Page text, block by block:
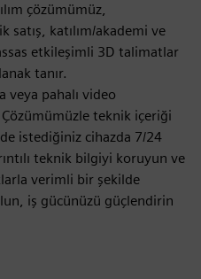
çözümümüz,
satış, katılım/akademi ve
etkileşimli 3D talimatlar
tanır.
veya pahalı video
teknik içeriği
istediğiniz cihazda 7/24
teknik bilgiyi koruyun ve
verimli bir şekilde
iş gücünüzü güçlendirin